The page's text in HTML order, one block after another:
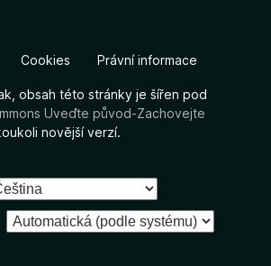
Cookies Právní informace
obsah této stránky je šířen pod
Uveďte původ-Zachovejte
novější verzí.